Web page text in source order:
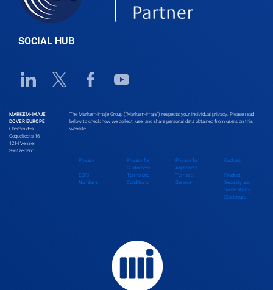
SOCIAL HUB
Linkedin URL link
Twitter URL linkFacebook URL link
Youtube URL link
MARKEM-IMAJE
DOVER EUROPE
Chemin des
Coquelicots 16
1214 Vernier
Switzerland
The Markem-Imaje Group (“Markem-Imaje”) respects your individual privacy. Please read
below to check how we collect, use, and share personal data obtained from users on this
website.
Privacy
Privacy for
Customers
Privacy for
Applicants
Cookies
EORI
Numbers
Terms and
Conditions
Terms of
Service
Product
Security and
Vulnerability
Disclosure